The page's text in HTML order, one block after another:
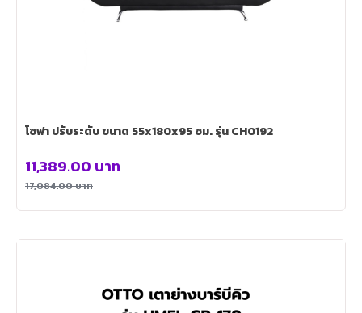
โซฟา ปรับระดับ ขนาด 55x180x95 ซม. รุ่น CH0192
17,084.00บาท
11,389.00 บาท